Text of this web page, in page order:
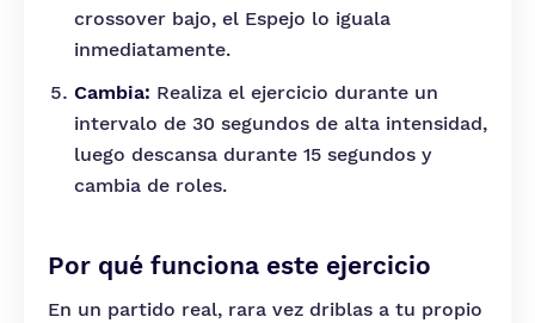
crossover bajo, el Espejo lo iguala
inmediatamente.
Cambia: Realiza el ejercicio durante un
intervalo de 30 segundos de alta intensidad,
luego descansa durante 15 segundos y
cambia de roles.
Por qué funciona este ejercicio
En un partido real, rara vez driblas a tu propio